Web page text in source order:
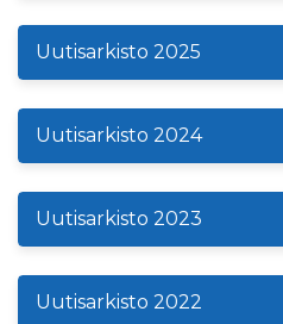
Uutisarkisto 2025
Uutisarkisto 2024
Uutisarkisto 2023
Uutisarkisto 2022